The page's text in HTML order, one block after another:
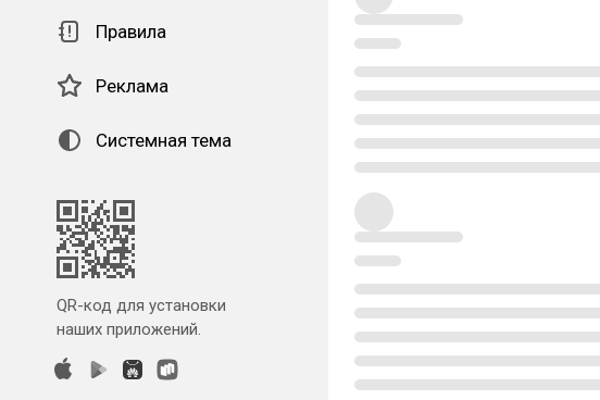
Правила
Реклама
Системная тема
QR-код для установки
наших приложений.